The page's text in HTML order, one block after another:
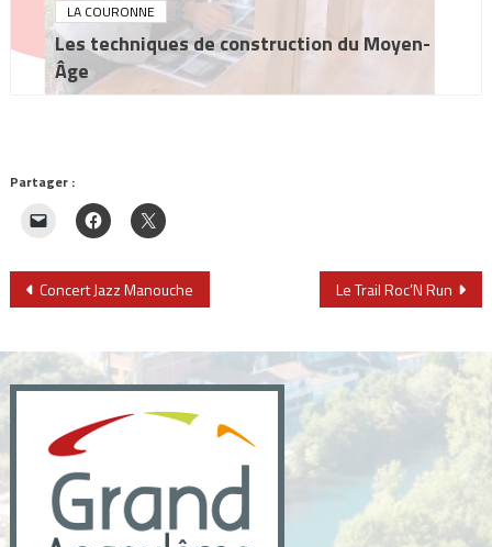
LA COURONNE
Les techniques de construction du Moyen-
Âge
Partager :
Navigation
l’article
Concert Jazz Manouche Le Trail Roc’N Run